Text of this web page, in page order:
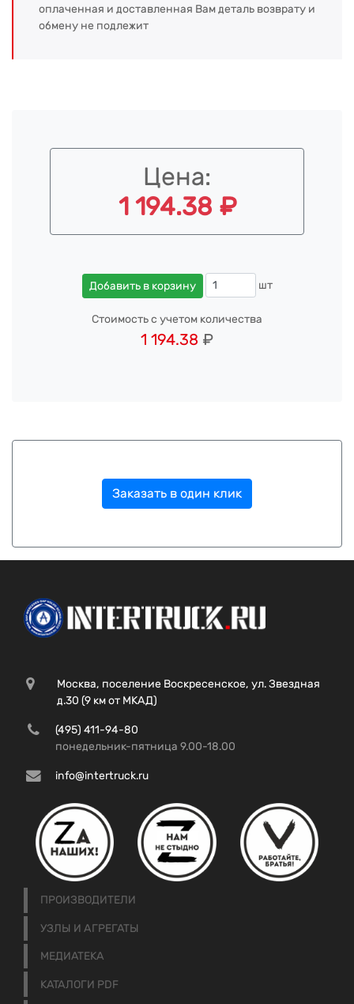
оплаченная и доставленная Вам деталь возврату и
обмену не подлежит
Цена:
1 194.38 ₽
Добавить в корзину шт
Стоимость с учетом количества
1 194.38 ₽
Заказать в один клик
Москва, поселение Воскресенское, ул. Звездная
д.30 (9 км от МКАД)
(495) 411-94-80
понедельник-пятница 9.00-18.00
info@intertruck.ru
ПРОИЗВОДИТЕЛИ
УЗЛЫ И АГРЕГАТЫ
МЕДИАТЕКА
КАТАЛОГИ PDF